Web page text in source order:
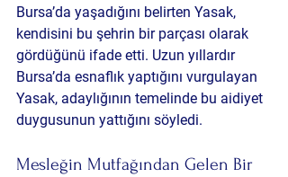
Bursa’da yaşadığını belirten Yasak,
kendisini bu şehrin bir parçası olarak
gördüğünü ifade etti. Uzun yıllardır
Bursa’da esnaflık yaptığını vurgulayan
Yasak, adaylığının temelinde bu aidiyet
duygusunun yattığını söyledi.
Mesleğin Mutfağından Gelen Bir